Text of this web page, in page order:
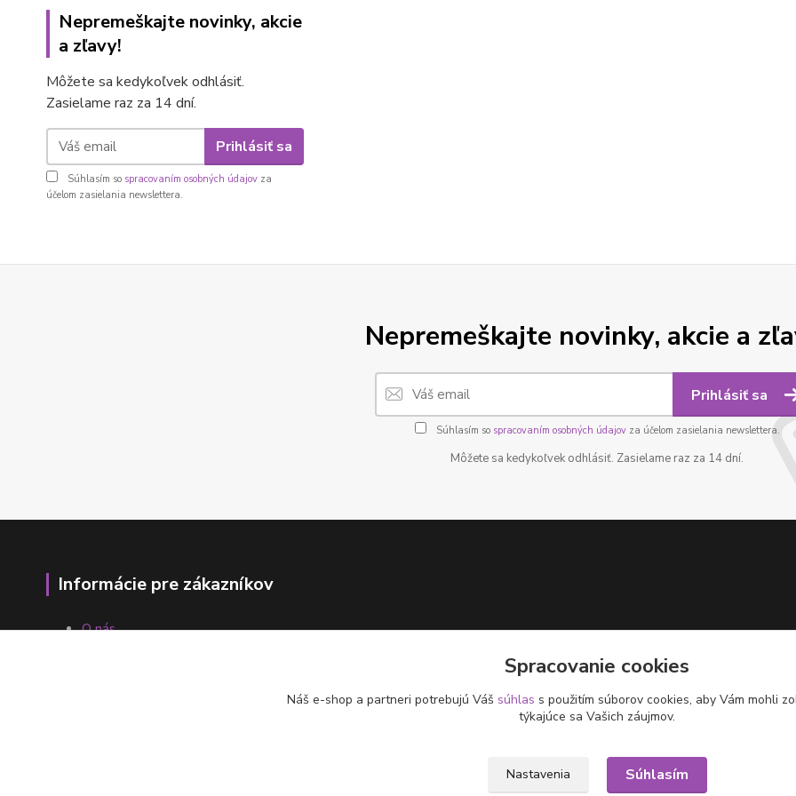
Nepremeškajte novinky, akcie
a zľavy!
Môžete sa kedykoľvek odhlásiť.
Zasielame raz za 14 dní.
Prihlásiť sa
Súhlasím so spracovaním osobných údajov za
účelom zasielania newslettera.
Nepremeškajte novinky, akcie a
Prihlásiť sa
Súhlasím so spracovaním osobných údajovza účelom zasielania newslettera.
Môžete sa kedykoľvek odhlásiť. Zasielame raz za 14 dní.
Informácie pre zákazníkov
O nás
Spracovanie cookies
Náš e-shop a partneri potrebujú Váš súhlas s použitím súborov cookies, aby Vám mohli
týkajúce sa Vašich záujmov.
Nastavenia Súhlasím